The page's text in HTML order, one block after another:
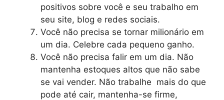
positivos sobre você e seu trabalho em
seu site, blog e redes sociais.
Você não precisa se tornar milionário em
um dia. Celebre cada pequeno ganho.
Você não precisa falir em um dia. Não
mantenha estoques altos que não sabe
se vai vender. Não trabalhe mais do que
pode até cair, mantenha-se firme,